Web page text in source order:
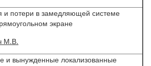
и потери в замедляющей системе
экране
М.В.
и вынужденные локализованные